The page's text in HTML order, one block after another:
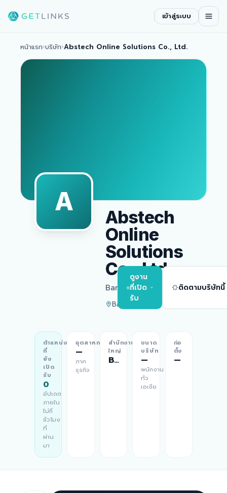
เข้าสู่ระบบ
หน้าแรก›บริษัท›Abstech Online Solutions Co., Ltd.
A
Abstech
Online
Solutions
Co., Ltd.
Bangkok
Bangkok
ดูงาน
ที่เปิด
รับ
ติดตามบริษัทนี้
ตำแหน่ง
ที่
ยัง
เปิด
รับ
0
อัปเดต
ภายใน
ไม่กี่
ชั่วโมง
ที่
ผ่าน
มา
อุตสาหกรรม
—
ภาค
ธุรกิจ
สำนักงาน
ใหญ่
Bangkok
ขนาด
บริษัท
—
พนักงาน
ทั่ว
เอเชีย
ก่อ
ตั้ง
—